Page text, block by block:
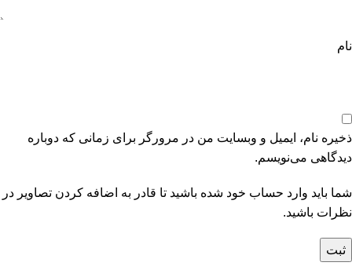
نام
ذخیره نام، ایمیل و وبسایت من در مرورگر برای زمانی که دوباره
دیدگاهی می‌نویسم.
شما باید وارد حساب خود شده باشید تا قادر به اضافه کردن تصاویر در
نظرات باشید.